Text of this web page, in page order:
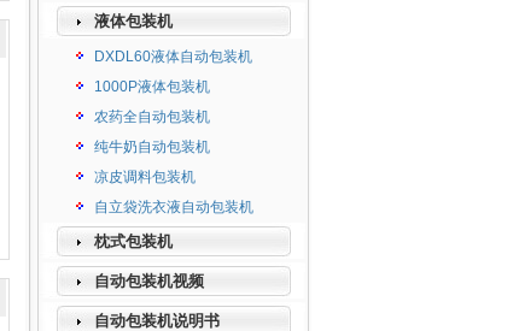
液体包装机
DXDL60液体自动包装机
1000P液体包装机
农药全自动包装机
纯牛奶自动包装机
凉皮调料包装机
自立袋洗衣液自动包装机
枕式包装机
自动包装机视频
自动包装机说明书